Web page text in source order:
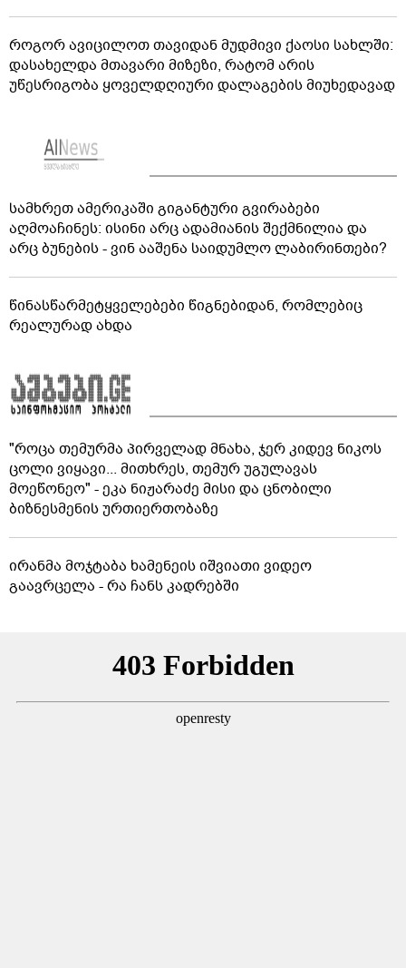
როგორ ავიცილოთ თავიდან მუდმივი ქაოსი სახლში:
დასახელდა მთავარი მიზეზი, რატომ არის
უწესრიგობა ყოველდღიური დალაგების მიუხედავად
სამხრეთ ამერიკაში გიგანტური გვირაბები
აღმოაჩინეს: ისინი არც ადამიანის შექმნილია და
არც ბუნების - ვინ ააშენა საიდუმლო ლაბირინთები?
წინასწარმეტყველებები წიგნებიდან, რომლებიც
რეალურად ახდა
"როცა თემურმა პირველად მნახა, ჯერ კიდევ ნიკოს
ცოლი ვიყავი... მითხრეს, თემურ უგულავას
მოეწონეო" - ეკა ნიჟარაძე მისი და ცნობილი
ბიზნესმენის ურთიერთობაზე
ირანმა მოჯტაბა ხამენეის იშვიათი ვიდეო
გაავრცელა - რა ჩანს კადრებში